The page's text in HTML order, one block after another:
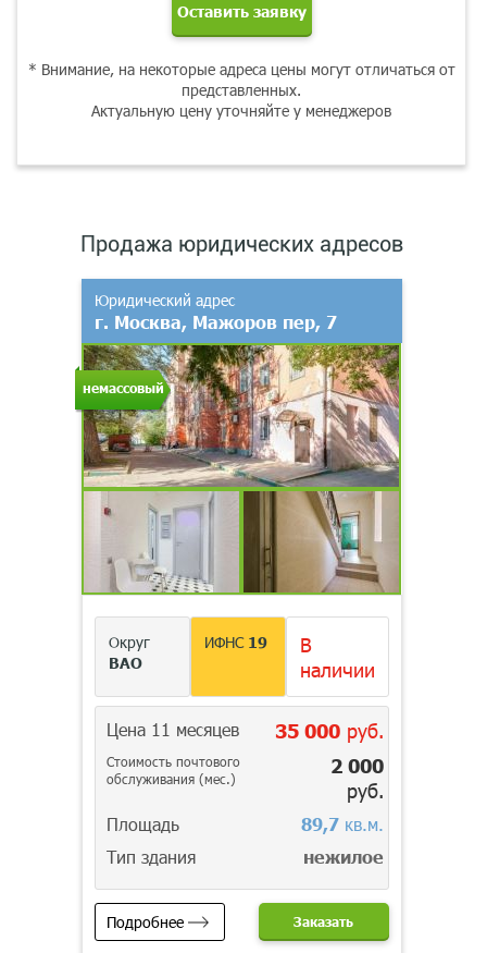
Оставить заявку
* Внимание, на некоторые адреса цены могут отличаться от
представленных.
Актуальную цену уточняйте у менеджеров
Продажа юридических адресов
немассовый
Юридический адрес
г. Москва, Мажоров пер, 7
Округ
ВАО
ИФНС 19
В
наличии
Цена 11 месяцев 35 000руб.
Стоимость почтового
обслуживания (мес.)
2 000
руб.
Площадь 89,7кв.м.
Тип здания
нежилое
Подробнее Заказать